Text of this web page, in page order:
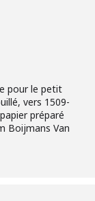
pour le petit
vers 1509-
préparé
Boijmans Van